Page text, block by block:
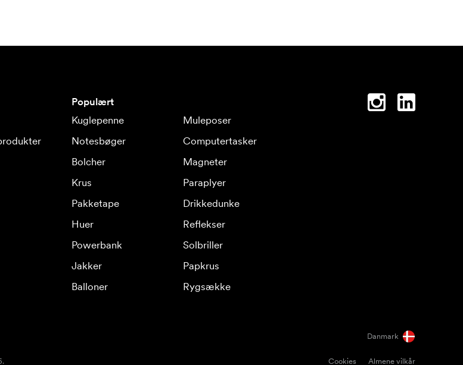
Populært
Kuglepenne
Muleposer
Notesbøger
Computertasker
Bolcher
Magneter
Krus
Paraplyer
Pakketape
Drikkedunke
Huer
Reflekser
Powerbank
Solbriller
Jakker
Papkrus
Balloner
Rygsække
Danmark
Cookies Almene vilkår